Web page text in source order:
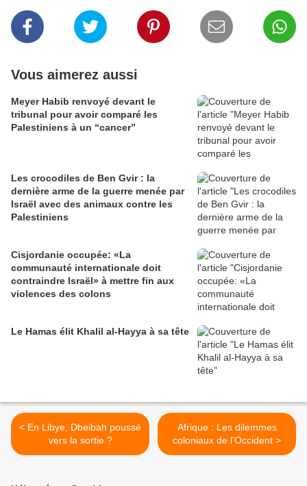
Vous aimerez aussi
Meyer Habib renvoyé devant le
tribunal pour avoir comparé les
Palestiniens à un “cancer”
Les crocodiles de Ben Gvir : la
dernière arme de la guerre menée par
Israël avec des animaux contre les
Palestiniens
Cisjordanie occupée: «La
communauté internationale doit
contraindre Israël» à mettre fin aux
violences des colons
Le Hamas élit Khalil al-Hayya à sa tête
< En Libye, Dbeibah poussé
vers la sortie ?
Afrique : Les dilemmes
coloniaux de l’Occident >